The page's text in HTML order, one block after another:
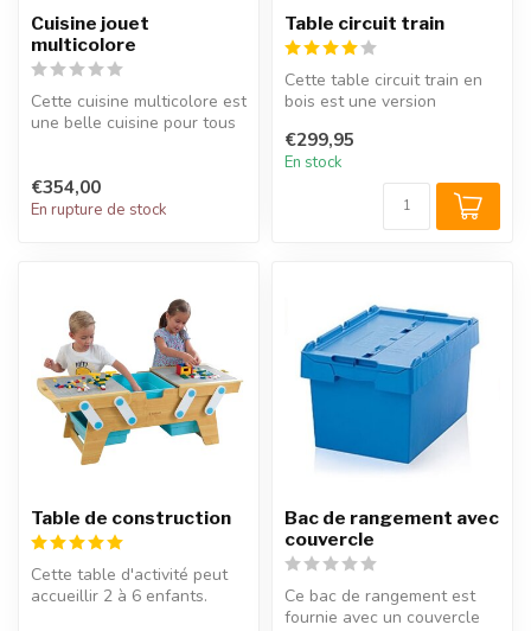
Cuisine jouet
multicolore
Cette cuisine multicolore est
une belle cuisine pour tous
€354,00
En rupture de stock
Table circuit train
Cette table circuit train en
bois est une version
tab...
€299,95
En stock
Table de construction
Cette table d'activité peut
accueillir 2 à 6 enfants.
Bac de rangement avec
couvercle
Ce bac de rangement est
fournie avec un couvercle